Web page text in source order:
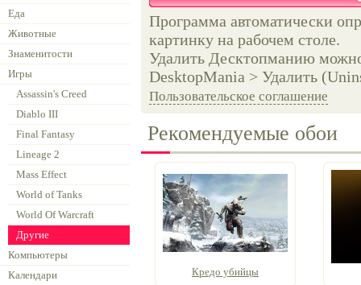
Еда
Животные
Знаменитости
Игры
Assassin's Creed
Diablo III
Final Fantasy
Lineage 2
Mass Effect
World of Tanks
World Of Warcraft
Другие
Компьютеры
Календари
Программа автоматически
картинку на рабочем столе.
Удалить Десктопманию
DesktopMania > Удалить
Пользовательское соглашение
Рекомендуемые обои
Кредо убийцы